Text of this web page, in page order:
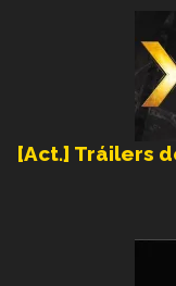
[Act.] Tráilers